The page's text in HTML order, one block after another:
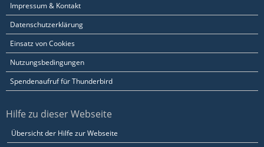
Impressum & Kontakt
Datenschutzerklärung
Einsatz von Cookies
Nutzungsbedingungen
Spendenaufruf für Thunderbird
Hilfe zu dieser Webseite
Übersicht der Hilfe zur Webseite